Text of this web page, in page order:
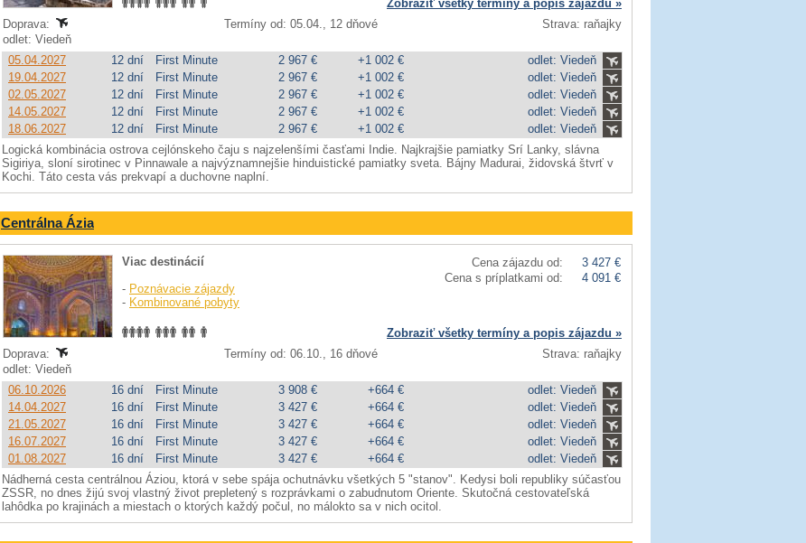
Zobraziť všetky termíny a popis zájazdu »
Doprava:
Termíny od: 05.04., 12 dňové
Strava: raňajky
odlet: Viedeň
05.04.2027
12 dní First Minute 2 967 € +1 002 €
odlet: Viedeň
19.04.2027
12 dní First Minute 2 967 € +1 002 €
odlet: Viedeň
02.05.2027
12 dní First Minute 2 967 € +1 002 €
odlet: Viedeň
14.05.2027
12 dní First Minute 2 967 € +1 002 €
odlet: Viedeň
18.06.2027
12 dní First Minute 2 967 € +1 002 €
odlet: Viedeň
Logická kombinácia ostrova cejlónskeho čaju s najzelenšími časťami Indie. Najkrajšie pamiatky Srí Lanky, slávna
Sigiriya, sloní sirotinec v Pinnawale a najvýznamnejšie hinduistické pamiatky sveta. Bájny Madurai, židovská štvrť v
Kochi. Táto cesta vás prekvapí a duchovne naplní.
Centrálna Ázia
Cena zájazdu od:
3 427 €
Cena s príplatkami od:
4 091 €
Viac destinácií
- Poznávacie zájazdy
- Kombinované pobyty
Zobraziť všetky termíny a popis zájazdu »
Doprava:
Termíny od: 06.10., 16 dňové
Strava: raňajky
odlet: Viedeň
06.10.2026
16 dní First Minute 3 908 € +664 €
odlet: Viedeň
14.04.2027
16 dní First Minute 3 427 € +664 €
odlet: Viedeň
21.05.2027
16 dní First Minute 3 427 € +664 €
odlet: Viedeň
16.07.2027
16 dní First Minute 3 427 € +664 €
odlet: Viedeň
01.08.2027
16 dní First Minute 3 427 € +664 €
odlet: Viedeň
Nádherná cesta centrálnou Áziou, ktorá v sebe spája ochutnávku všetkých 5 "stanov". Kedysi boli republiky súčasťou
ZSSR, no dnes žijú svoj vlastný život prepletený s rozprávkami o zabudnutom Oriente. Skutočná cestovateľská
lahôdka po krajinách a miestach o ktorých každý počul, no málokto sa v nich ocitol.